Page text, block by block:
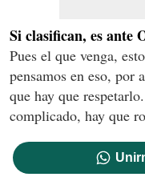
Si clasifican, es ante
Pues el que venga,
pensamos en eso, por
que hay que
complicado, hay que